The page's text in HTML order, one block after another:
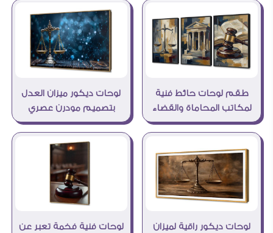
طقم لوحات حائط فنية
لمكاتب المحاماة والقضاء
لوحات ديكور ميزان العدل
بتصميم مودرن عصري
لوحات ديكور راقية لميزان
لوحات فنية فخمة تعبر عن